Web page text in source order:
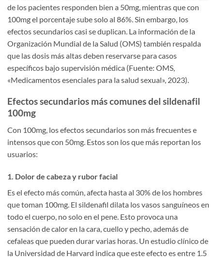
de los pacientes responden bien a 50mg, mientras que con
100mg el porcentaje sube solo al 86%. Sin embargo, los
efectos secundarios casi se duplican. La información de la
Organización Mundial de la Salud (OMS) también respalda
que las dosis más altas deben reservarse para casos
específicos bajo supervisión médica (Fuente: OMS,
«Medicamentos esenciales para la salud sexual», 2023).
Efectos secundarios más comunes del sildenafil
100mg
Con 100mg, los efectos secundarios son más frecuentes e
intensos que con 50mg. Estos son los que más reportan los
usuarios:
1. Dolor de cabeza y rubor facial
Es el efecto más común, afecta hasta al 30% de los hombres
que toman 100mg. El sildenafil dilata los vasos sanguíneos en
todo el cuerpo, no solo en el pene. Esto provoca una
sensación de calor en la cara, cuello y pecho, además de
cefaleas que pueden durar varias horas. Un estudio clínico de
la Universidad de Harvard indica que este efecto es entre 1.5